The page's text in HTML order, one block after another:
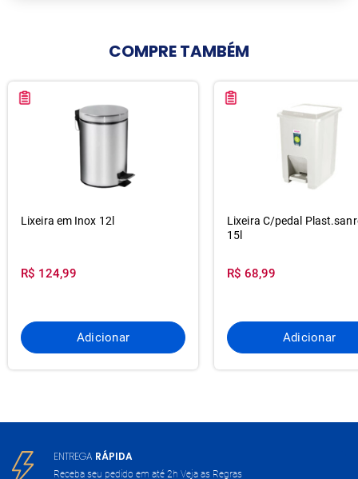
COMPRETAMBÉM
Lixeira em Inox 12l
R$ 124,99
Adicionar
Lixeira C/pedal
15l
R$ 68,99
Adicionar
ENTREGA RÁPIDA
Receba seu pedido em até 2h Veja as Regras